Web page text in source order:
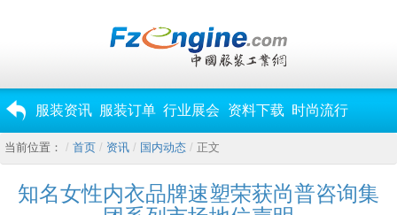
服装资讯 服装订单 行业展会 资料下载 时尚流行
当前位置： 首页 资讯 国内动态 正文
知名女性内衣品牌速塑荣获尚普咨询集